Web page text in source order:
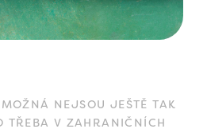
NEJSOU JEŠTĚ TAK
TŘEBA V ZAHRANIČNÍCH